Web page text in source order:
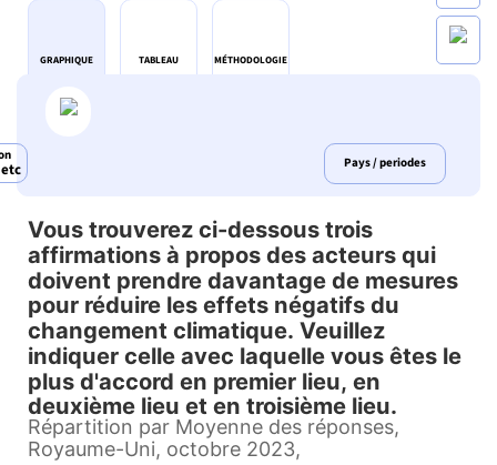
GRAPHIQUE TABLEAU MÉTHODOLOGIE
Pays / periodes
Vous trouverez ci-dessous
Bar chart with 4 data series.
Répartition par Moyenne des réponses, Royaume-
View as data table, Vous trouverez ci-dessous trois affirmations à
The chart has 1 X axis displaying Countries.
The chart has 1 Y axis displaying values. Data
Vous trouverez ci-dessous trois
affirmations à propos des acteurs qui
doivent prendre davantage de mesures
pour réduire les effets négatifs du
changement climatique. Veuillez
indiquer celle avec laquelle vous êtes le
plus d'accord en premier lieu, en
deuxième lieu et en troisième lieu.
Répartition par Moyenne des réponses,
Royaume-Uni, octobre 2023,